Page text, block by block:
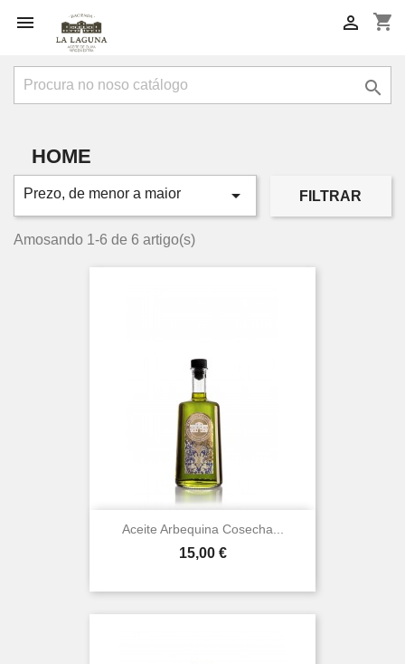
 shopping_cart


HOME
Prezo, de menor a maior  FILTRAR
Amosando 1-6 de 6 artigo(s)
Aceite Arbequina Cosecha...
Prezo
15,00 €